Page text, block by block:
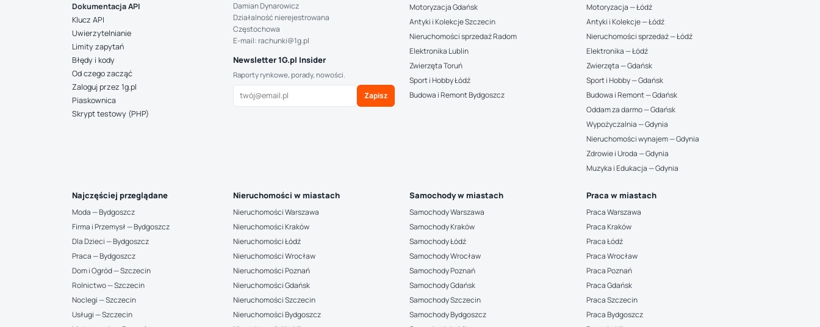
Dokumentacja API
Klucz API
Uwierzytelnianie
Limity zapytań
Błędy i kody
Od czego zacząć
Zaloguj przez 1g.pl
Piaskownica
Skrypt testowy (PHP)
Damian Dynarowicz
Działalność nierejestrowana
Częstochowa
E-mail: rachunki@1g.pl
Newsletter 1G.pl Insider
Raporty rynkowe, porady, nowości.
Zapisz
Motoryzacja Gdańsk
Antyki i Kolekcje Szczecin
Nieruchomości sprzedaż Radom
Elektronika Lublin
Zwierzęta Toruń
Sport i Hobby Łódź
Budowa i Remont Bydgoszcz
Motoryzacja — Łódź
Antyki i Kolekcje — Łódź
Nieruchomości sprzedaż — Łódź
Elektronika — Łódź
Zwierzęta — Gdańsk
Sport i Hobby — Gdańsk
Budowa i Remont — Gdańsk
Oddam za darmo — Gdańsk
Wypożyczalnia — Gdynia
Nieruchomości wynajem — Gdynia
Zdrowie i Uroda — Gdynia
Muzyka i Edukacja — Gdynia
Najczęściej przeglądane
Moda — Bydgoszcz
Firma i Przemysł — Bydgoszcz
Dla Dzieci — Bydgoszcz
Praca — Bydgoszcz
Dom i Ogród — Szczecin
Rolnictwo — Szczecin
Noclegi — Szczecin
Usługi — Szczecin
Nieruchomości w miastach
Nieruchomości Warszawa
Nieruchomości Kraków
Nieruchomości Łódź
Nieruchomości Wrocław
Nieruchomości Poznań
Nieruchomości Gdańsk
Nieruchomości Szczecin
Nieruchomości Bydgoszcz
Samochody w miastach
Samochody Warszawa
Samochody Kraków
Samochody Łódź
Samochody Wrocław
Samochody Poznań
Samochody Gdańsk
Samochody Szczecin
Samochody Bydgoszcz
Praca w miastach
Praca Warszawa
Praca Kraków
Praca Łódź
Praca Wrocław
Praca Poznań
Praca Gdańsk
Praca Szczecin
Praca Bydgoszcz